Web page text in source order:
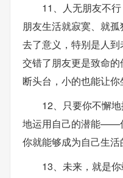
11、人无朋友不
朋友生活就寂寞、就
去了意义，特别是人
交错了朋友更是致命
断头台，小的也能让你
12、只要你不懈
地运用自己的潜能——
你就能够成为自己生活
13、未来，就是